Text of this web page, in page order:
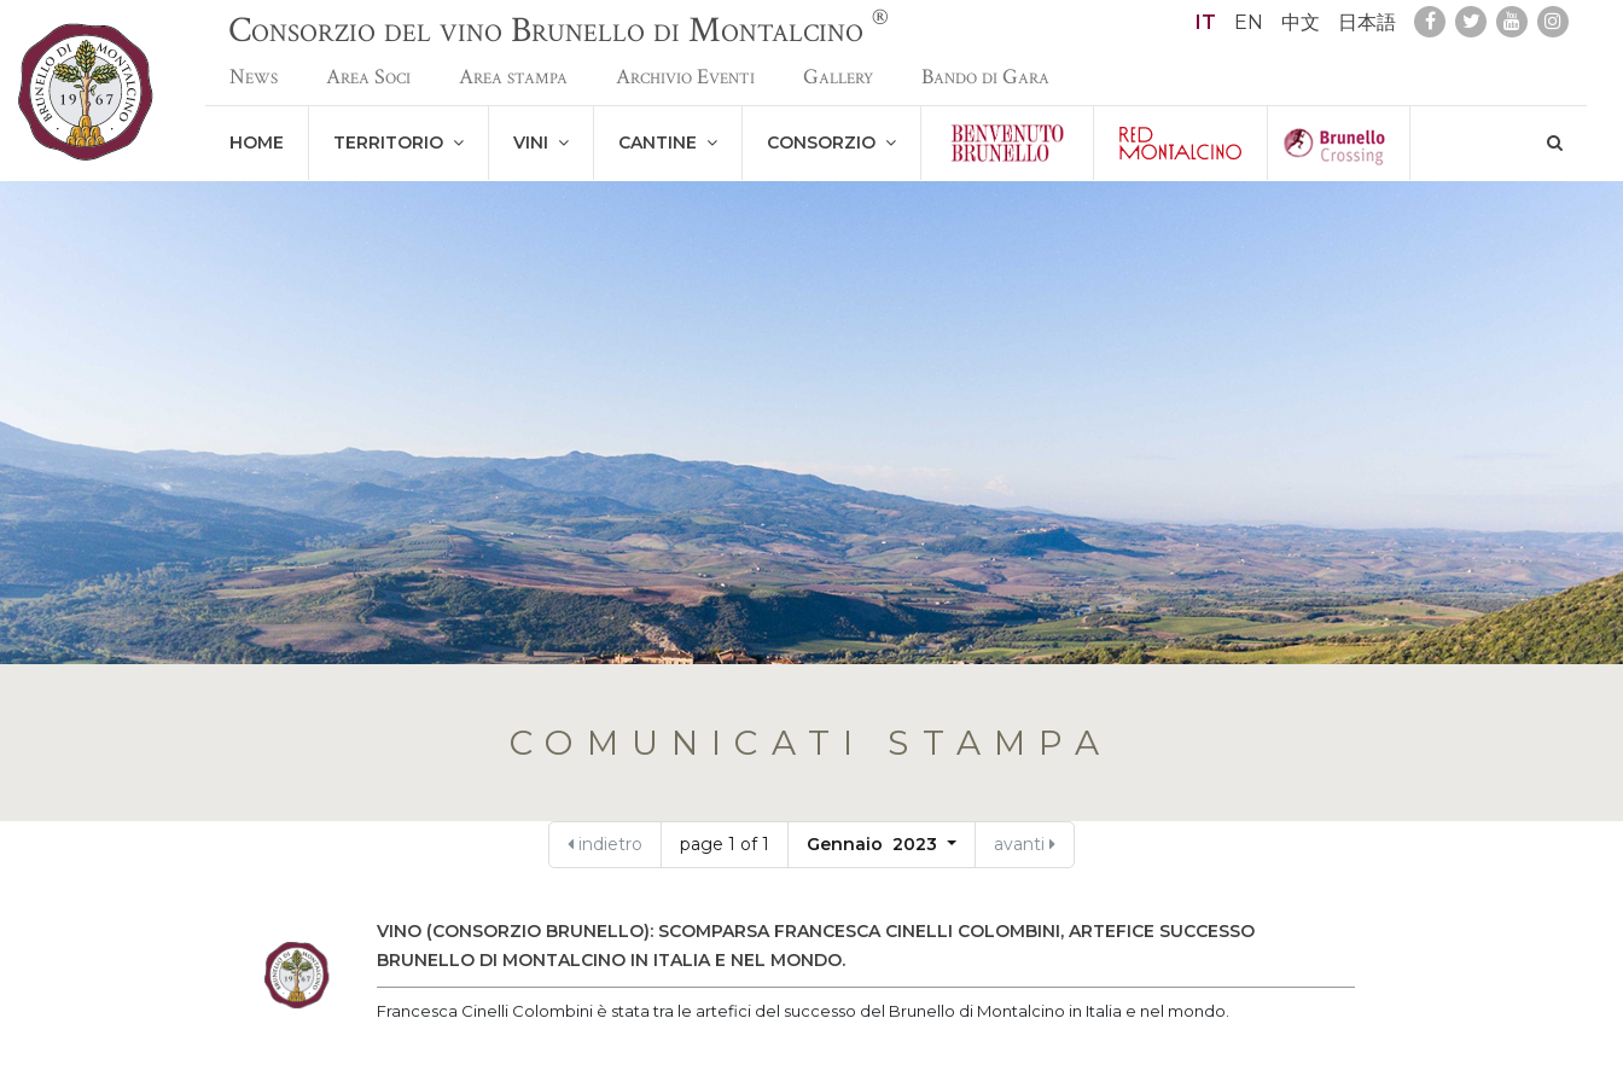
Consorzio del vino Brunello di Montalcino ® IT EN 中文 日本語
News Area Soci Area stampa Archivio Eventi Gallery Bando di Gara
HOME TERRITORIO VINI CANTINE CONSORZIO
COMUNICATI STAMPA
indietro page 1 of 1 Gennaio 2023 avanti
VINO (CONSORZIO BRUNELLO): SCOMPARSA FRANCESCA CINELLI COLOMBINI, ARTEFICE SUCCESSO
BRUNELLO DI MONTALCINO IN ITALIA E NEL MONDO.
Francesca Cinelli Colombini è stata tra le artefici del successo del Brunello di Montalcino in Italia e nel mondo.